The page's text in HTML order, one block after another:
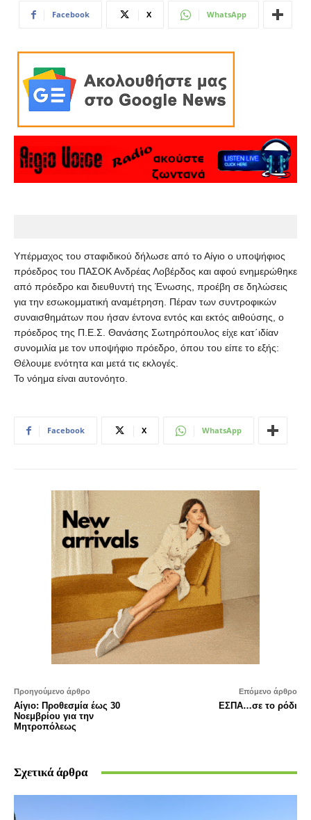
Facebook X WhatsApp
Υπέρμαχος του σταφιδικού δήλωσε από το Αίγιο ο υποψήφιος
πρόεδρος του ΠΑΣΟΚ Ανδρέας Λοβέρδος και αφού ενημερώθηκε
από πρόεδρο και διευθυντή της Ένωσης, προέβη σε δηλώσεις
για την εσωκομματική αναμέτρηση. Πέραν των συντροφικών
συναισθημάτων που ήσαν έντονα εντός και εκτός αιθούσης, ο
πρόεδρος της Π.Ε.Σ. Θανάσης Σωτηρόπουλος είχε κατ΄ιδίαν
συνομιλία με τον υποψήφιο πρόεδρο, όπου του είπε το εξής:
Θέλουμε ενότητα και μετά τις εκλογές.
Το νόημα είναι αυτονόητο.
Facebook X WhatsApp
Προηγούμενο άρθρο
Αίγιο: Προθεσμία έως 30
Νοεμβρίου για την
Μητροπόλεως
Επόμενο άρθρο
ΕΣΠΑ…σε το ρόδι
Σχετικά άρθρα